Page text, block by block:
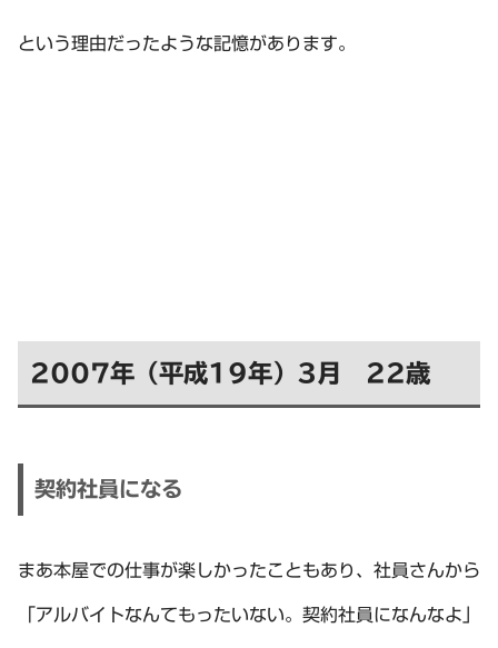
という理由だったような記憶があります。
2007年（平成19年）3月 22歳
契約社員になる
まあ本屋での仕事が楽しかったこともあり、社員さんから
「アルバイトなんてもったいない。契約社員になんなよ」